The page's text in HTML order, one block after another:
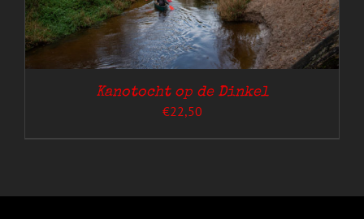
Kanotocht op de Dinkel
€22,50